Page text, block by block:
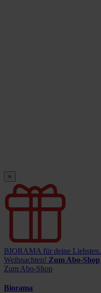
×
BIORAMA für deine Liebsten.
Weihnachten! Zum Abo-Shop
Zum Abo-Shop
Biorama